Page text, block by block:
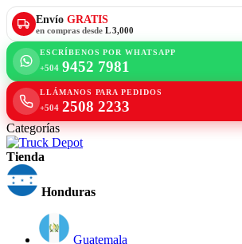
Envío GRATIS
en compras desde L 3,000
ESCRÍBENOS POR WHATSAPP
+504 9452 7981
LLÁMANOS PARA PEDIDOS
+504 2508 2233
Categorías
Tienda
Honduras
Guatemala